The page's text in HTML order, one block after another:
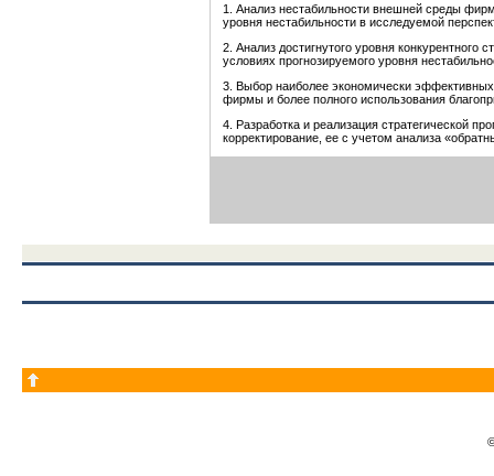
1. Анализ нестабильности внешней среды
уровня нестабильности в исследуемой
2. Анализ достигнутого уровня
условиях прогнозируемого уровня
3. Выбор наиболее экономически эффективных
фирмы и более полного использования
4. Разработка и реализация стратегической
корректирование, ее с учетом анализа